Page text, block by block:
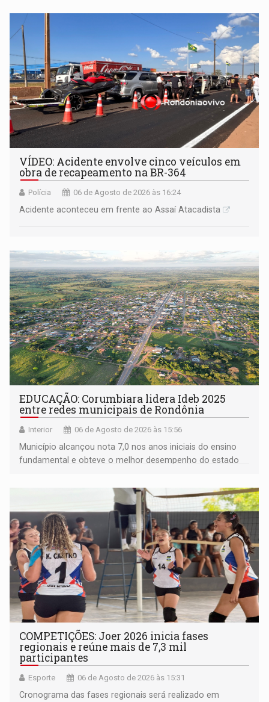
VÍDEO: Acidente envolve cinco veículos em
obra de recapeamento na BR-364
Polícia 06 de Agosto de 2026 às 16:24
Acidente aconteceu em frente ao Assaí Atacadista
EDUCAÇÃO: Corumbiara lidera Ideb 2025
entre redes municipais de Rondônia
Interior 06 de Agosto de 2026 às 15:56
Município alcançou nota 7,0 nos anos iniciais do ensino
fundamental e obteve o melhor desempenho do estado
COMPETIÇÕES: Joer 2026 inicia fases
regionais e reúne mais de 7,3 mil
participantes
Esporte 06 de Agosto de 2026 às 15:31
Cronograma das fases regionais será realizado em